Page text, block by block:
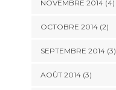
NOVEMBRE 2014(4)
OCTOBRE 2014(2)
SEPTEMBRE 2014(3)
AOÛT 2014(3)